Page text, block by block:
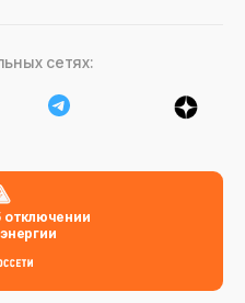
сетях:
отключении